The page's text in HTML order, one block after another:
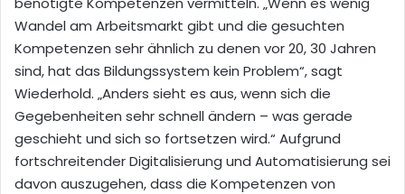
Wandel am Arbeitsmarkt gibt und die gesuchten
Kompetenzen sehr ähnlich zu denen vor 20, 30 Jahren
sind, hat das Bildungssystem kein Problem“, sagt
Wiederhold. „Anders sieht es aus, wenn sich die
Gegebenheiten sehr schnell ändern – was gerade
geschieht und sich so fortsetzen wird.“ Aufgrund
fortschreitender Digitalisierung und Automatisierung sei
davon auszugehen, dass die Kompetenzen von